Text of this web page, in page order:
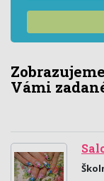
Vámi